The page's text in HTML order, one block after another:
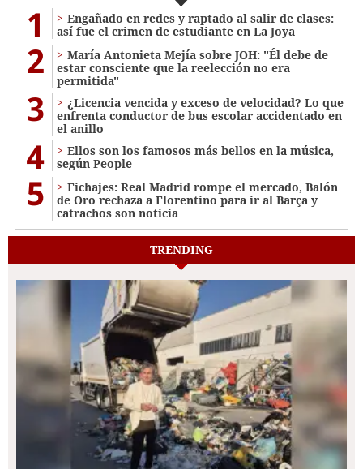
1
Engañado en redes y raptado al salir de clases:
así fue el crimen de estudiante en La Joya
2
María Antonieta Mejía sobre JOH: "Él debe de
estar consciente que la reelección no era
permitida"
3
¿Licencia vencida y exceso de velocidad? Lo que
enfrenta conductor de bus escolar accidentado en
el anillo
4
Ellos son los famosos más bellos en la música,
según People
5
Fichajes: Real Madrid rompe el mercado, Balón
de Oro rechaza a Florentino para ir al Barça y
catrachos son noticia
TRENDING